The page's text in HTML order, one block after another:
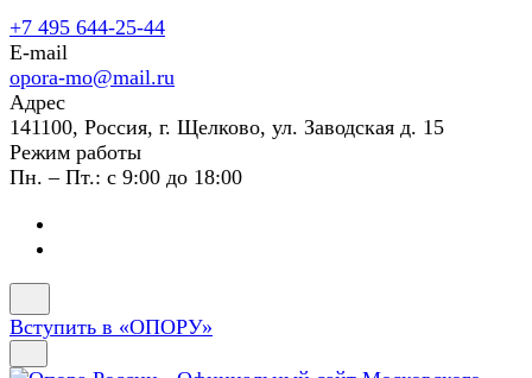
+7 495 644-25-44
E-mail
opora-mo@mail.ru
Адрес
141100, Россия, г. Щелково, ул. Заводская д. 15
Режим работы
Пн. – Пт.: с 9:00 до 18:00
Вступить в «ОПОРУ»